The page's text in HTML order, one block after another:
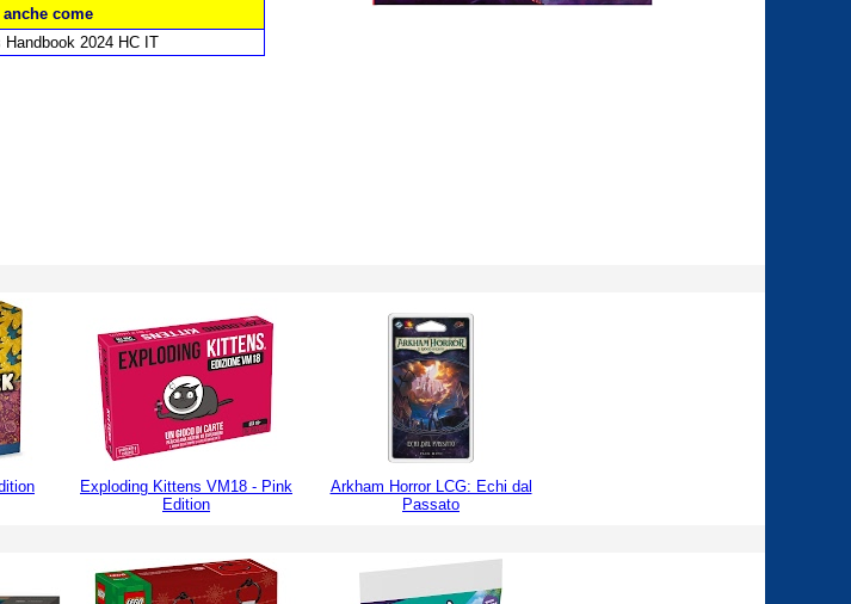
come
Handbook 2024 HC IT
Exploding Kittens VM18 - Pink
Edition
Arkham Horror LCG: Echi dal
Passato